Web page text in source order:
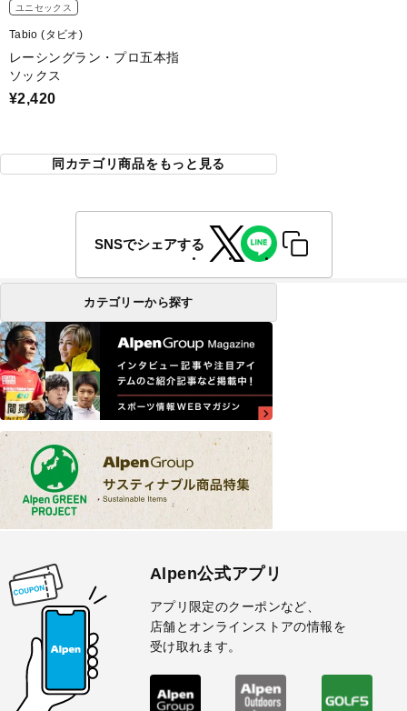
ユニセックス
Tabio (タビオ)
レーシングラン・プロ五本指
ソックス
¥2,420
同カテゴリ商品をもっと見る
SNSでシェアする
カテゴリーから探す
Alpen公式アプリ
アプリ限定のクーポンなど、
店舗とオンラインストアの情報を
受け取れます。